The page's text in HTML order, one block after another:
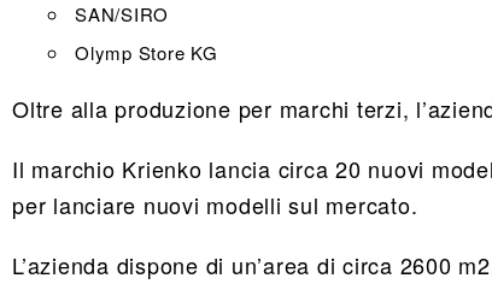
SAN/SIRO
Olymp Store KG
Oltre alla produzione per marchi terzi,
Il marchio Krienko lancia circa 20 nuovi
per lanciare nuovi modelli sul mercato.
L’azienda dispone di un’area di circa 2600